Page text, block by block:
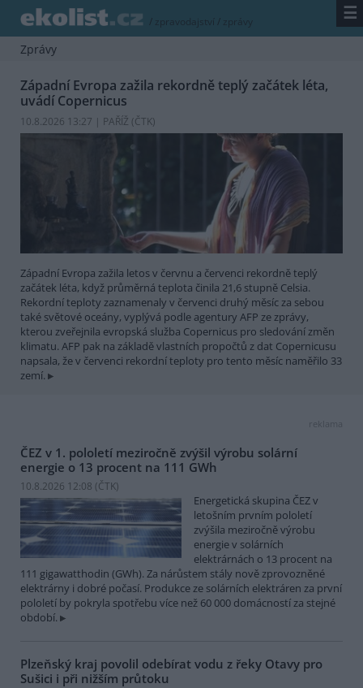
/ zpravodajství / zprávy ☰
Zprávy
Západní Evropa zažila rekordně teplý začátek léta,
uvádí Copernicus
10.8.2026 13:27 | PAŘÍŽ (ČTK)
Západní Evropa zažila letos v červnu a červenci rekordně teplý
začátek léta, když průměrná teplota činila 21,6 stupně Celsia.
Rekordní teploty zaznamenaly v červenci druhý měsíc za sebou
také světové oceány, vyplývá podle agentury AFP ze zprávy,
kterou zveřejnila evropská služba Copernicus pro sledování změn
klimatu. AFP pak na základě vlastních propočtů z dat Copernicusu
napsala, že v červenci rekordní teploty pro tento měsíc naměřilo 33
zemí.
reklama
ČEZ v 1. pololetí meziročně zvýšil výrobu solární
energie o 13 procent na 111 GWh
10.8.2026 12:08 (ČTK)
Energetická skupina ČEZ v
letošním prvním pololetí
zvýšila meziročně výrobu
energie v solárních
elektrárnách o 13 procent na
111 gigawatthodin (GWh). Za nárůstem stály nově zprovozněné
elektrárny i dobré počasí. Produkce ze solárních elektráren za první
pololetí by pokryla spotřebu více než 60 000 domácností za stejné
období.
Plzeňský kraj povolil odebírat vodu z řeky Otavy pro
Sušici i při nižším průtoku